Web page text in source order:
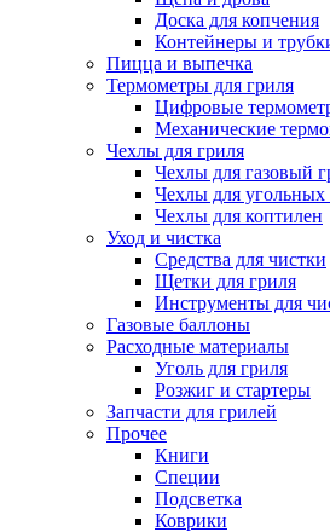
Доска для копчения
Контейнеры и
Пицца и выпечка
Термометры для гриля
Цифровые
Механические
Чехлы для гриля
Чехлы для газовый
Чехлы для угольных
Чехлы для коптилен
Уход и чистка
Средства для чистки
Щетки для гриля
Инструменты для
Газовые баллоны
Расходные материалы
Уголь для гриля
Розжиг и стартеры
Запчасти для грилей
Прочее
Книги
Специи
Подсветка
Коврики